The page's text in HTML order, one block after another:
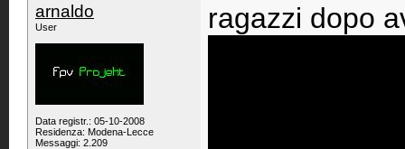
arnaldo
User
Data registr.: 05-10-2008
Residenza: Modena-Lecce
Messaggi: 2.209
ragazzi dopo